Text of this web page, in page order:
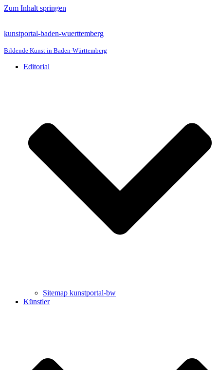
Zum Inhalt springen
kunstportal-baden-wuerttemberg
Bildende Kunst in Baden-Württemberg
Editorial
Sitemap kunstportal-bw
Künstler